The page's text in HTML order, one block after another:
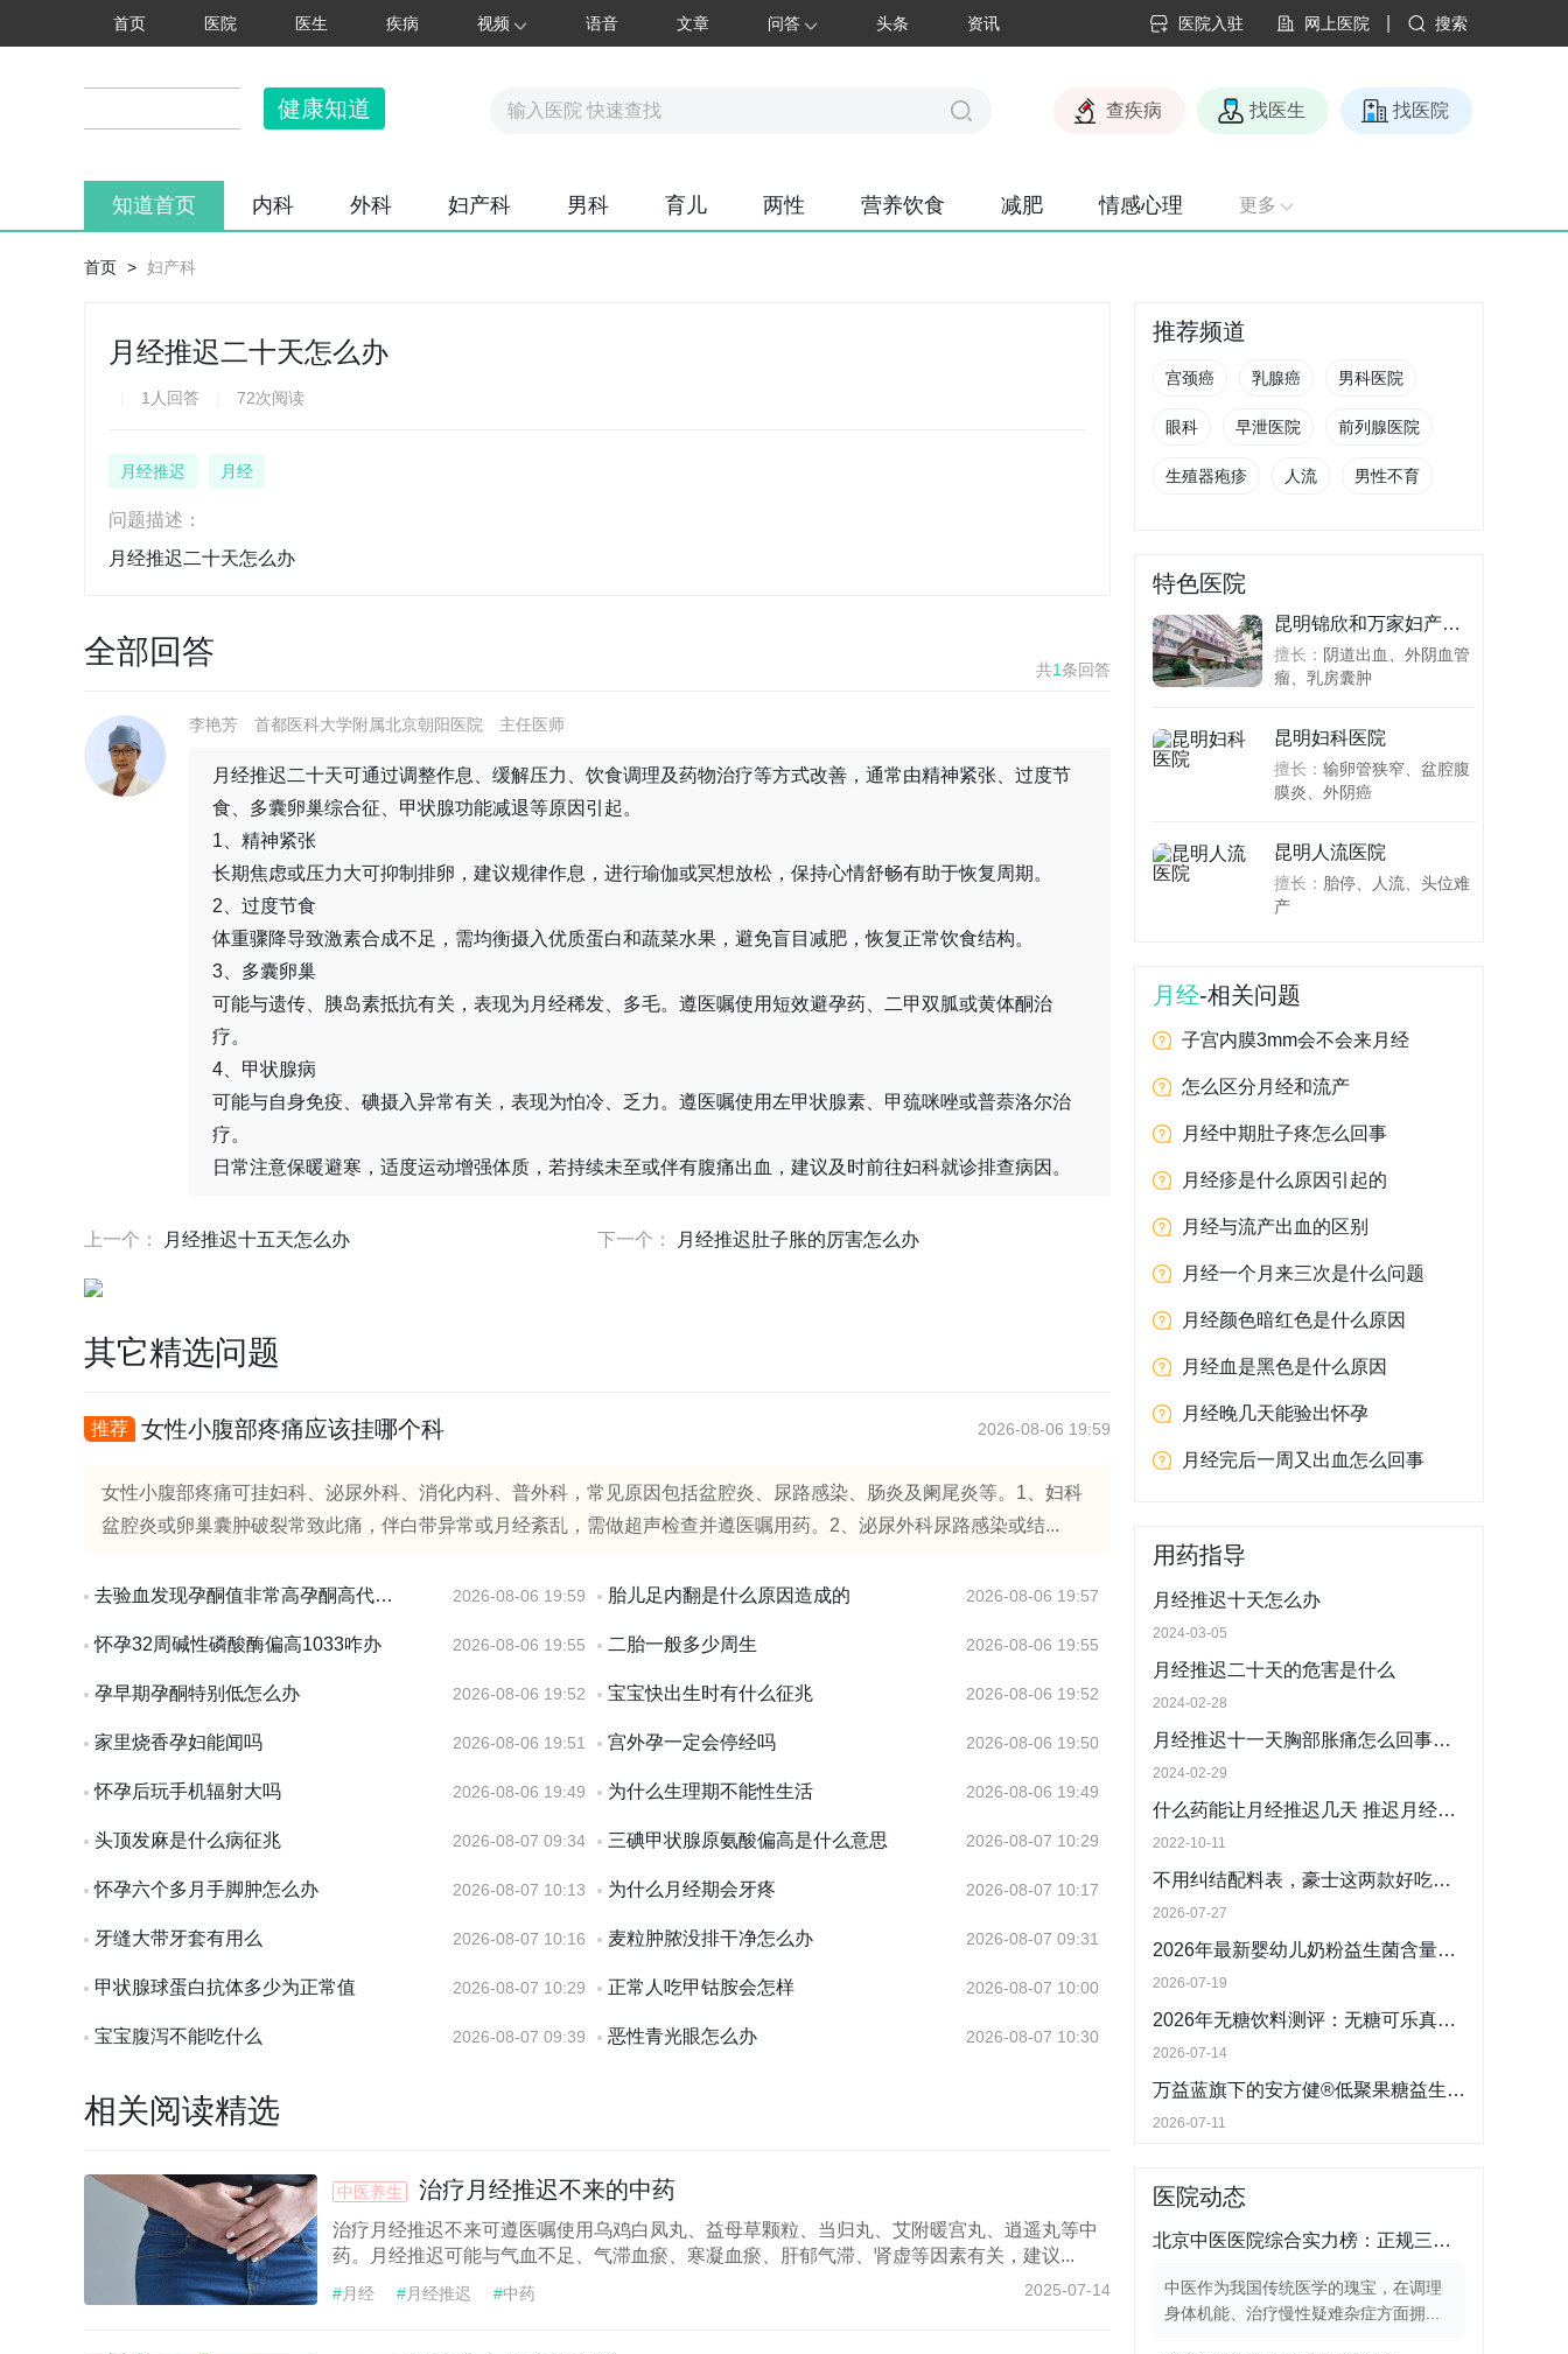
首页 医院 医生 疾病 视频 语音 文章 问答 头条 资讯 医院入驻 网上医院 搜索
健康知道 查疾病 找医生 找医院
知道首页 内科 外科 妇产科 男科 育儿 两性 营养饮食 减肥 情感心理 更多
首页 > 妇产科
月经推迟二十天怎么办
1人回答 72次阅读
月经推迟 月经
问题描述：
月经推迟二十天怎么办
全部回答 共1 条回答
李艳芳 首都医科大学附属北京朝阳医院 主任医师
月经推迟二十天可通过调整作息、缓解压力、饮食调理及药物治疗等方式改善，通常由精神紧张、过度节
食、多囊卵巢综合征、甲状腺功能减退等原因引起。
1、精神紧张
长期焦虑或压力大可抑制排卵，建议规律作息，进行瑜伽或冥想放松，保持心情舒畅有助于恢复周期。
2、过度节食
体重骤降导致激素合成不足，需均衡摄入优质蛋白和蔬菜水果，避免盲目减肥，恢复正常饮食结构。
3、多囊卵巢
可能与遗传、胰岛素抵抗有关，表现为月经稀发、多毛。遵医嘱使用短效避孕药、二甲双胍或黄体酮治
疗。
4、甲状腺病
可能与自身免疫、碘摄入异常有关，表现为怕冷、乏力。遵医嘱使用左甲状腺素、甲巯咪唑或普萘洛尔治
疗。
日常注意保暖避寒，适度运动增强体质，若持续未至或伴有腹痛出血，建议及时前往妇科就诊排查病因。
上一个： 月经推迟十五天怎么办 下一个： 月经推迟肚子胀的厉害怎么办
其它精选问题
推荐 女性小腹部疼痛应该挂哪个科 2026-08-06 19:59
女性小腹部疼痛可挂妇科、泌尿外科、消化内科、普外科，常见原因包括盆腔炎、尿路感染、肠炎及阑尾炎等。1、妇科
盆腔炎或卵巢囊肿破裂常致此痛，伴白带异常或月经紊乱，需做超声检查并遵医嘱用药。2、泌尿外科尿路感染或结...
去验血发现孕酮值非常高孕酮高代表什么 2026-08-06 19:59 胎儿足内翻是什么原因造成的 2026-08-06 19:57
怀孕32周碱性磷酸酶偏高1033咋办 2026-08-06 19:55 二胎一般多少周生 2026-08-06 19:55
孕早期孕酮特别低怎么办 2026-08-06 19:52 宝宝快出生时有什么征兆 2026-08-06 19:52
家里烧香孕妇能闻吗 2026-08-06 19:51 宫外孕一定会停经吗 2026-08-06 19:50
怀孕后玩手机辐射大吗 2026-08-06 19:49 为什么生理期不能性生活 2026-08-06 19:49
头顶发麻是什么病征兆 2026-08-07 09:34 三碘甲状腺原氨酸偏高是什么意思 2026-08-07 10:29
怀孕六个多月手脚肿怎么办 2026-08-07 10:13 为什么月经期会牙疼 2026-08-07 10:17
牙缝大带牙套有用么 2026-08-07 10:16 麦粒肿脓没排干净怎么办 2026-08-07 09:31
甲状腺球蛋白抗体多少为正常值 2026-08-07 10:29 正常人吃甲钴胺会怎样 2026-08-07 10:00
宝宝腹泻不能吃什么 2026-08-07 09:39 恶性青光眼怎么办 2026-08-07 10:30
相关阅读精选
中医养生 治疗月经推迟不来的中药
治疗月经推迟不来可遵医嘱使用乌鸡白凤丸、益母草颗粒、当归丸、艾附暖宫丸、逍遥丸等中
药。月经推迟可能与气血不足、气滞血瘀、寒凝血瘀、肝郁气滞、肾虚等因素有关，建议...
#月经 #月经推迟 #中药 2025-07-14
推荐频道
宫颈癌 乳腺癌 男科医院
眼科 早泄医院 前列腺医院
生殖器疱疹 人流 男性不育
特色医院
昆明锦欣和万家妇产医院
擅长： 阴道出血、外阴血管
瘤、乳房囊肿
昆明妇科医院
擅长： 输卵管狭窄、盆腔腹
膜炎、外阴癌
昆明人流医院
擅长： 胎停、人流、头位难
产
月经-相关问题
子宫内膜3mm会不会来月经
怎么区分月经和流产
月经中期肚子疼怎么回事
月经疹是什么原因引起的
月经与流产出血的区别
月经一个月来三次是什么问题
月经颜色暗红色是什么原因
月经血是黑色是什么原因
月经晚几天能验出怀孕
月经完后一周又出血怎么回事
用药指导
月经推迟十天怎么办
2024-03-05
月经推迟二十天的危害是什么
2024-02-28
月经推迟十一天胸部胀痛怎么回事，怎么办
2024-02-29
什么药能让月经推迟几天 推迟月经吃什么药
2022-10-11
不用纠结配料表，豪士这两款好吃的夹心面包直接闭眼入
2026-07-27
2026年最新婴幼儿奶粉益生菌含量标准解读 推荐适合中国宝宝的高益生菌婴幼儿奶粉
2026-07-19
2026年无糖饮料测评：无糖可乐真的安全吗？符合国标的可放心饮用无糖饮料推荐
2026-07-14
万益蓝旗下的安方健®低聚果糖益生菌粉蓝帽子资质与科研实力深度解析
2026-07-11
医院动态
北京中医医院综合实力榜：正规三甲机构的硬实力比拼
中医作为我国传统医学的瑰宝，在调理
身体机能、治疗慢性疑难杂症方面拥...